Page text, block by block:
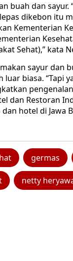
buah dan sayur.
dikebon itu
Kementerian
Sehat),” kata
sayur dan
biasa. “Tapi
dan Restoran
hotel di Jawa
germas
netty